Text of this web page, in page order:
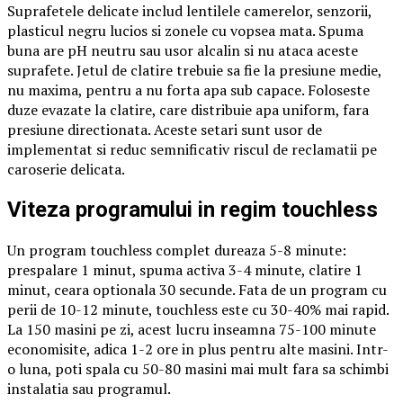
Suprafetele delicate includ lentilele camerelor, senzorii,
plasticul negru lucios si zonele cu vopsea mata. Spuma
buna are pH neutru sau usor alcalin si nu ataca aceste
suprafete. Jetul de clatire trebuie sa fie la presiune medie,
nu maxima, pentru a nu forta apa sub capace. Foloseste
duze evazate la clatire, care distribuie apa uniform, fara
presiune directionata. Aceste setari sunt usor de
implementat si reduc semnificativ riscul de reclamatii pe
caroserie delicata.
Viteza programului in regim touchless
Un program touchless complet dureaza 5-8 minute:
prespalare 1 minut, spuma activa 3-4 minute, clatire 1
minut, ceara optionala 30 secunde. Fata de un program cu
perii de 10-12 minute, touchless este cu 30-40% mai rapid.
La 150 masini pe zi, acest lucru inseamna 75-100 minute
economisite, adica 1-2 ore in plus pentru alte masini. Intr-
o luna, poti spala cu 50-80 masini mai mult fara sa schimbi
instalatia sau programul.